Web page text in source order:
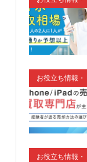
豆知識
お役立ち情報・
豆知識
お役立ち情報・